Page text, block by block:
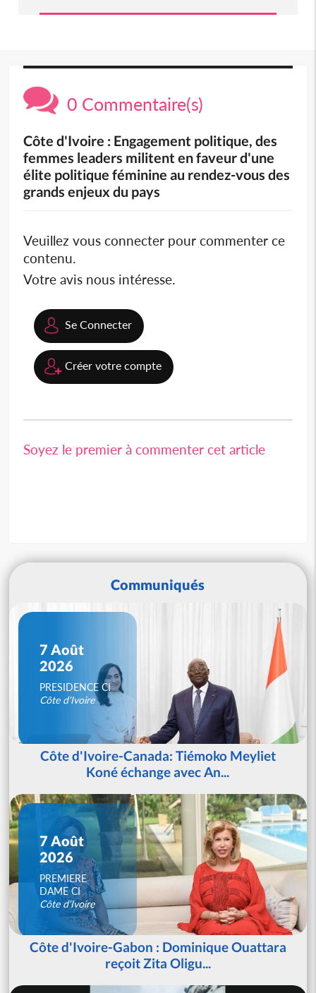
0 Commentaire(s)
Côte d'Ivoire : Engagement politique, des
femmes leaders militent en faveur d'une
élite politique féminine au rendez-vous des
grands enjeux du pays
Veuillez vous connecter pour commenter ce
contenu.
Votre avis nous intéresse.
Se Connecter
Créer votre compte
Soyez le premier à commenter cet article
Communiqués
7 Août
2026
PRESIDENCE CI
Côte d'Ivoire
Côte d'Ivoire-Canada: Tiémoko Meyliet
Koné échange avec An...
7 Août
2026
PREMIERE
DAME CI
Côte d'Ivoire
Côte d'Ivoire-Gabon : Dominique Ouattara
reçoit Zita Oligu...